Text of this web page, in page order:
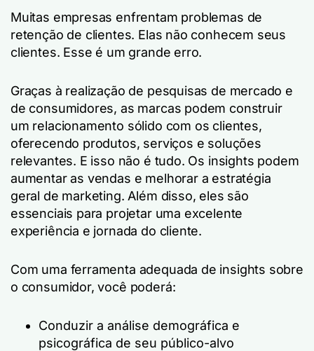
Muitas empresas enfrentam problemas de
retenção de clientes. Elas não conhecem seus
clientes. Esse é um grande erro.
Graças à realização de pesquisas de mercado e
de consumidores, as marcas podem construir
um relacionamento sólido com os clientes,
oferecendo produtos, serviços e soluções
relevantes. E isso não é tudo. Os insights podem
aumentar as vendas e melhorar a estratégia
geral de marketing. Além disso, eles são
essenciais para projetar uma excelente
experiência e jornada do cliente.
Com uma ferramenta adequada de insights sobre
o consumidor, você poderá:
Conduzir a análise demográfica e
psicográfica de seu público-alvo